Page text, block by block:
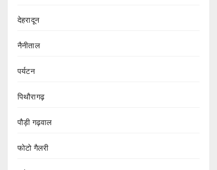
देहरादून
नैनीताल
पर्यटन
पिथौरागढ़
पौड़ी गढ़वाल
फोटो गैलरी